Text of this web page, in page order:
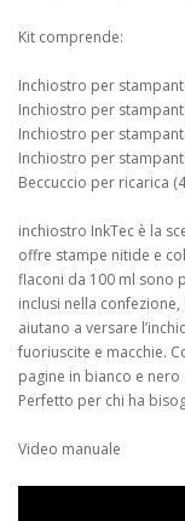
Kit comprende:
Inchiostro per
Inchiostro per
Inchiostro per
Inchiostro per
Beccuccio per ricarica
inchiostro InkTec è la
offre stampe nitide e
flaconi da 100 ml sono
inclusi nella
aiutano a versare
fuoriuscite e macchie.
pagine in bianco e
Perfetto per chi ha
Video manuale